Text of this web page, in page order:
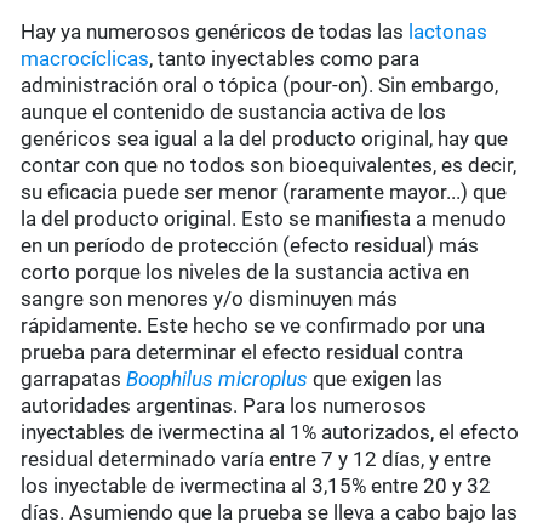
Hay ya numerosos genéricos de todas las lactonas
macrocíclicas, tanto inyectables como para
administración oral o tópica (pour-on). Sin embargo,
aunque el contenido de sustancia activa de los
genéricos sea igual a la del producto original, hay que
contar con que no todos son bioequivalentes, es decir,
su eficacia puede ser menor (raramente mayor...) que
la del producto original. Esto se manifiesta a menudo
en un período de protección (efecto residual) más
corto porque los niveles de la sustancia activa en
sangre son menores y/o disminuyen más
rápidamente. Este hecho se ve confirmado por una
prueba para determinar el efecto residual contra
garrapatasBoophilus microplus que exigen las
autoridades argentinas. Para los numerosos
inyectables de ivermectina al 1% autorizados, el efecto
residual determinado varía entre 7 y 12 días, y entre
los inyectable de ivermectina al 3,15% entre 20 y 32
días. Asumiendo que la prueba se lleva a cabo bajo las